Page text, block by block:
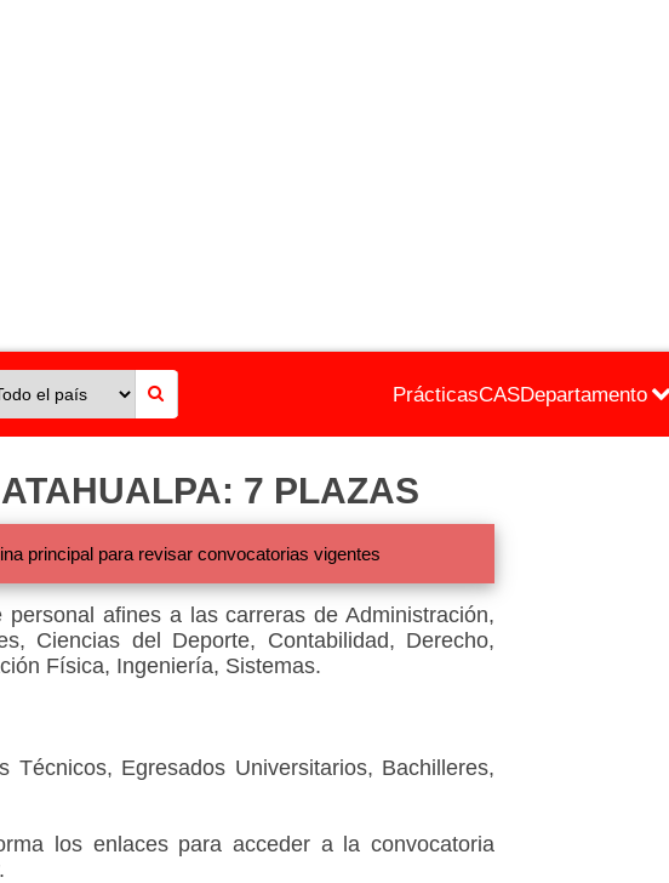
PrácticasCASDepartamento
7 PLAZAS
principal para revisar convocatorias vigentes
personal afines a las carreras de Administración,
Ciencias del Deporte, Contabilidad, Derecho,
Física, Ingeniería, Sistemas.
Egresados Universitarios, Bachilleres,
los enlaces para acceder a la convocatoria